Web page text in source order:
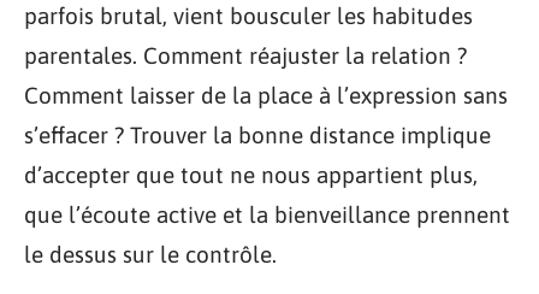
parfois brutal, vient bousculer les habitudes
parentales. Comment réajuster la relation ?
Comment laisser de la place à l’expression sans
s’effacer ? Trouver la bonne distance implique
d’accepter que tout ne nous appartient plus,
que l’écoute active et la bienveillance prennent
le dessus sur le contrôle.